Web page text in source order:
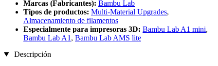
Marcas (Fabricantes): Bambu Lab
Tipos de productos: Multi-Material Upgrades,
Almacenamiento de filamentos
Especialmente para impresoras 3D: Bambu Lab A1 mini,
Bambu Lab A1 , Bambu Lab AMS lite
Descripción